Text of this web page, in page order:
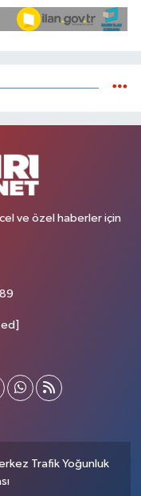
ve özel haberler için
Trafik Yoğunluk